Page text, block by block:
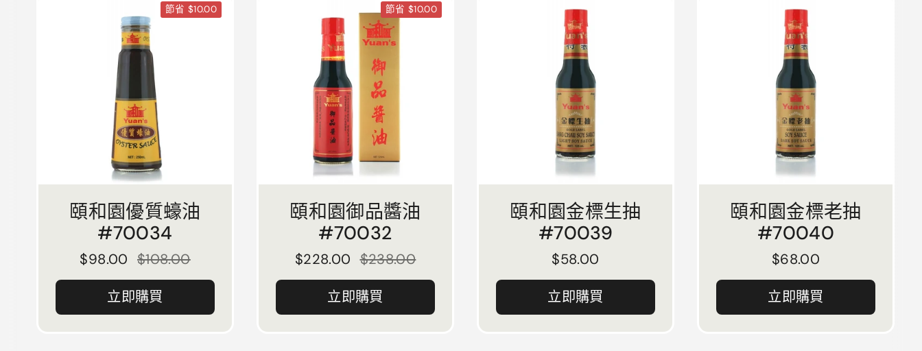
頤和園優質蠔油
#70034
正常價格
$98.00 售價
$108.00
立即購買
節省 $10.00
頤和園御品醬油
#70032
正常價格
$228.00 售價
$238.00
立即購買
節省 $10.00
頤和園金標生抽
#70039
正常價格
$58.00
立即購買
頤和園金標老抽
#70040
正常價格
$68.00
立即購買